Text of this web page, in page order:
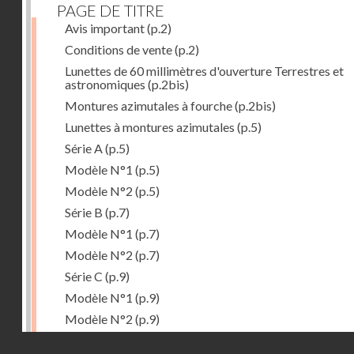
PAGE DE TITRE
Avis important(p.2)
Conditions de vente(p.2)
Lunettes de 60 millimètres d'ouverture Terrestres et
astronomiques (p.2bis)
Montures azimutales à fourche(p.2bis)
Lunettes à montures azimutales (p.5)
Série A (p.5)
Modèle N°1 (p.5)
Modèle N°2 (p.5)
Série B (p.7)
Modèle N°1 (p.7)
Modèle N°2 (p.7)
Série C (p.9)
Modèle N°1 (p.9)
Modèle N°2 (p.9)